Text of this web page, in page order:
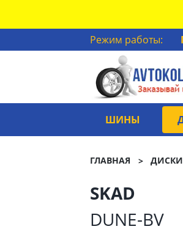
Режим работы:
ШИНЫ
ГЛАВНАЯ ДИСКИ
SKAD
DUNE-BV